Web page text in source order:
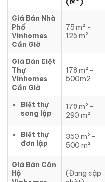
(M²)
Giá Bán Nhà
Phố
Vinhomes
Cần Giờ
75 m² –
125 m²
Giá Bán Biệt
Thự
Vinhomes
Cần Giờ
178 m² –
500m2
Biệt thự
song lập
178 m² –
290 m²
Biệt thự
đơn lập
350 m² –
500 m²
Giá Bán Căn
Hộ
(Đang cập